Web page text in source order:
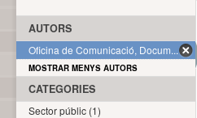
AUTORS
Oficina de Comunicació, Docum... (1)
MOSTRAR MENYS AUTORS
CATEGORIES
Sector públic (1)